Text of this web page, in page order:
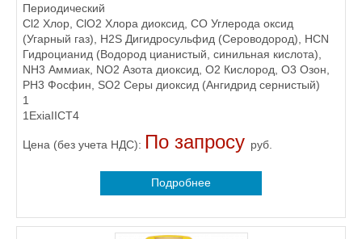
Периодический
Cl2 Хлор, ClO2 Хлора диоксид, CO Углерода оксид
(Угарный газ), H2S Дигидросульфид (Сероводород), HCN
Гидроцианид (Водород цианистый, синильная кислота),
NH3 Аммиак, NO2 Азота диоксид, O2 Кислород, O3 Озон,
PH3 Фосфин, SO2 Серы диоксид (Ангидрид сернистый)
1
1ExiaIICT4
Цена (без учета НДС): По запросу руб.
Подробнее